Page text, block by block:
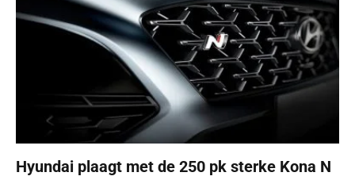
Hyundai plaagt met de 250 pk sterke Kona N